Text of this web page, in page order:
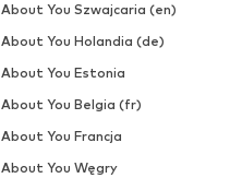
About You Szwajcaria (en)
About You Holandia (de)
About You Estonia
About You Belgia (fr)
About You Francja
About You Węgry